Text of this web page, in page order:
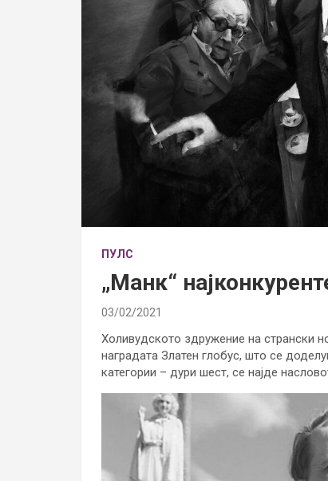
ПУЛС
„Манк“
03/02/2021
Холивудското здружение на странски
наградата Златен глобус, што се
категории – дури шест, се најде